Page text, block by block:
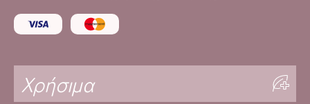
Χρήσιμα